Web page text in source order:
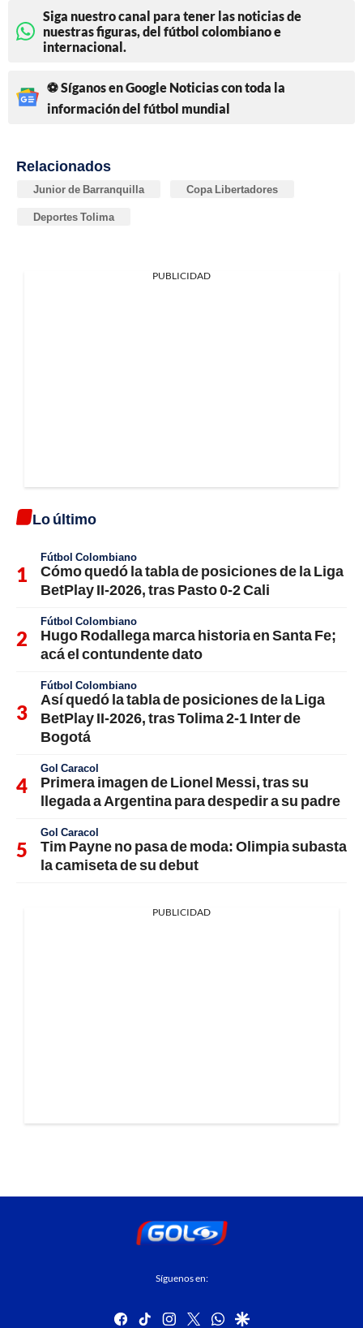
Siga nuestro canal para tener las noticias de
nuestras figuras, del fútbol colombiano e
internacional.
⚽ Síganos en Google Noticias con toda la
información del fútbol mundial
Relacionados
Junior de Barranquilla Copa Libertadores
Deportes Tolima
PUBLICIDAD
Lo último
Fútbol Colombiano
Cómo quedó la tabla de posiciones de la Liga
BetPlay II-2026, tras Pasto 0-2 Cali
Fútbol Colombiano
Hugo Rodallega marca historia en Santa Fe;
acá el contundente dato
Fútbol Colombiano
Así quedó la tabla de posiciones de la Liga
BetPlay II-2026, tras Tolima 2-1 Inter de
Bogotá
Gol Caracol
Primera imagen de Lionel Messi, tras su
llegada a Argentina para despedir a su padre
Gol Caracol
Tim Payne no pasa de moda: Olimpia subasta
la camiseta de su debut
PUBLICIDAD
Síguenos en:
facebook
tiktok instagram
twitterwhatsapp
google